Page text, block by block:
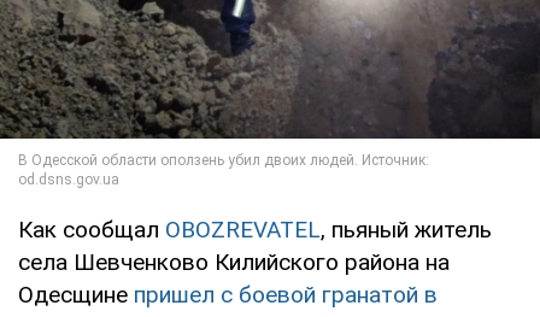
Как сообщал OBOZREVATEL, пьяный житель
села Шевченково Килийского района на
Одесщине пришел с боевой гранатой в